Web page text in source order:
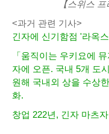
【스위스
<과거 관련 기사>
긴자에 신기함점 '라옥
「움직이는 우키요에
자에 오픈. 국내 5개 도
원해 국내외 상을 수상
화.
창업 222년, 긴자 마츠